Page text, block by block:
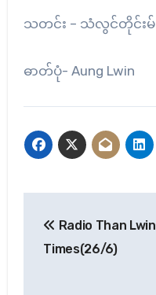
သတင်း – သံလွင်တိုင်းမ်
ဓာတ်ပုံ- Aung Lwin
navigation
Radio Than Lwin
Times(26/6)